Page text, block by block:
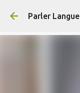
Parler Langue